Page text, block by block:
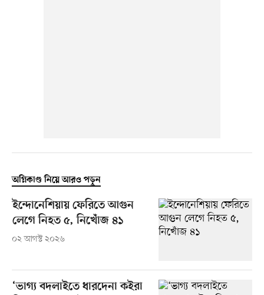
অগ্নিকাণ্ড নিয়ে আরও পড়ুন
ইন্দোনেশিয়ায় ফেরিতে আগুন
লেগে নিহত ৫, নিখোঁজ ৪১
০২ আগস্ট ২০২৬
‘ভাগ্য বদলাইতে ধারদেনা কইরা